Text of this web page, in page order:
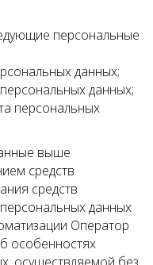
персональные
данных;
данных;
персональных
выше
средств
средств
данных
Оператор
особенностях